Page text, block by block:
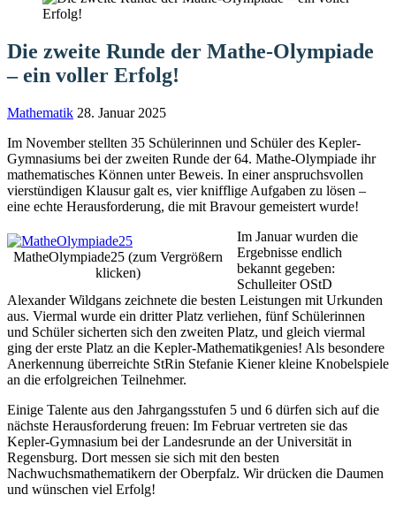
Die zweite Runde der Mathe-Olympiade
– ein voller Erfolg!
Mathematik 28. Januar 2025
Im November stellten 35 Schülerinnen und Schüler des Kepler-
Gymnasiums bei der zweiten Runde der 64. Mathe-Olympiade ihr
mathematisches Können unter Beweis. In einer anspruchsvollen
vierstündigen Klausur galt es, vier knifflige Aufgaben zu lösen –
eine echte Herausforderung, die mit Bravour gemeistert wurde!
MatheOlympiade25 (zum Vergrößern
klicken)
Im Januar wurden die
Ergebnisse endlich
bekannt gegeben:
Schulleiter OStD
Alexander Wildgans zeichnete die besten Leistungen mit Urkunden
aus. Viermal wurde ein dritter Platz verliehen, fünf Schülerinnen
und Schüler sicherten sich den zweiten Platz, und gleich viermal
ging der erste Platz an die Kepler-Mathematikgenies! Als besondere
Anerkennung überreichte StRin Stefanie Kiener kleine Knobelspiele
an die erfolgreichen Teilnehmer.
Einige Talente aus den Jahrgangsstufen 5 und 6 dürfen sich auf die
nächste Herausforderung freuen: Im Februar vertreten sie das
Kepler-Gymnasium bei der Landesrunde an der Universität in
Regensburg. Dort messen sie sich mit den besten
Nachwuchsmathematikern der Oberpfalz. Wir drücken die Daumen
und wünschen viel Erfolg!